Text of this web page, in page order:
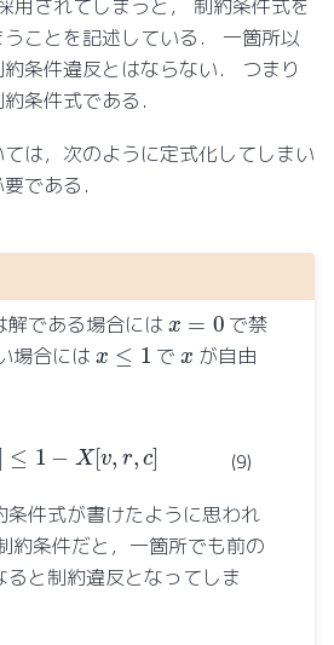
ことを記述している． 一箇所以
条件違反とはならない． つまり
条件式である．
は，次のように定式化してしまい
である．
解である場合にはx=0
で禁
場合にはx≤1 でx が自由
(9)
]≤ 1 [v,r,c ]
条件式が書けたように思われ
約条件だと，一箇所でも前の
と制約違反となってしま